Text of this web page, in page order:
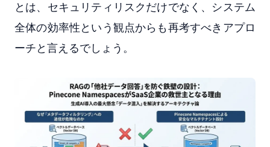
とは、セキュリティリスクだけでなく、システム
全体の効率性という観点からも再考すべきアプロ
ーチと言えるでしょう。